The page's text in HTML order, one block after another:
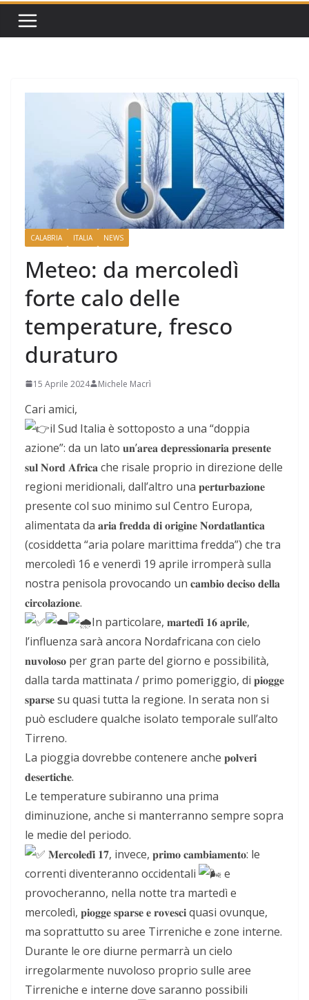
CALABRIA ITALIA NEWS
Meteo: da mercoledì
forte calo delle
temperature, fresco
duraturo
15 Aprile 2024 Michele Macrì
Cari amici,
il Sud Italia è sottoposto a una “doppia
azione”: da un lato 𝐮𝐧’𝐚𝐫𝐞𝐚 𝐝𝐞𝐩𝐫𝐞𝐬𝐬𝐢𝐨𝐧𝐚𝐫𝐢𝐚 𝐩𝐫𝐞𝐬𝐞𝐧𝐭𝐞
𝐬𝐮𝐥 𝐍𝐨𝐫𝐝 𝐀𝐟𝐫𝐢𝐜𝐚 che risale proprio in direzione delle
regioni meridionali, dall’altro una 𝐩𝐞𝐫𝐭𝐮𝐫𝐛𝐚𝐳𝐢𝐨𝐧𝐞
presente col suo minimo sul Centro Europa,
alimentata da 𝐚𝐫𝐢𝐚 𝐟𝐫𝐞𝐝𝐝𝐚 𝐝𝐢 𝐨𝐫𝐢𝐠𝐢𝐧𝐞 𝐍𝐨𝐫𝐝𝐚𝐭𝐥𝐚𝐧𝐭𝐢𝐜𝐚
(cosiddetta “aria polare marittima fredda”) che tra
mercoledì 16 e venerdì 19 aprile irromperà sulla
nostra penisola provocando un 𝐜𝐚𝐦𝐛𝐢𝐨 𝐝𝐞𝐜𝐢𝐬𝐨 𝐝𝐞𝐥𝐥𝐚
𝐜𝐢𝐫𝐜𝐨𝐥𝐚𝐳𝐢𝐨𝐧𝐞.
In particolare, 𝐦𝐚𝐫𝐭𝐞𝐝𝐢̀ 𝟏𝟔 𝐚𝐩𝐫𝐢𝐥𝐞,
l’influenza sarà ancora Nordafricana con cielo
𝐧𝐮𝐯𝐨𝐥𝐨𝐬𝐨 per gran parte del giorno e possibilità,
dalla tarda mattinata / primo pomeriggio, di 𝐩𝐢𝐨𝐠𝐠𝐞
𝐬𝐩𝐚𝐫𝐬𝐞 su quasi tutta la regione. In serata non si
può escludere qualche isolato temporale sull’alto
Tirreno.
La pioggia dovrebbe contenere anche 𝐩𝐨𝐥𝐯𝐞𝐫𝐢
𝐝𝐞𝐬𝐞𝐫𝐭𝐢𝐜𝐡𝐞.
Le temperature subiranno una prima
diminuzione, anche si manterranno sempre sopra
le medie del periodo.
𝐌𝐞𝐫𝐜𝐨𝐥𝐞𝐝𝐢̀ 𝟏𝟕, invece, 𝐩𝐫𝐢𝐦𝐨 𝐜𝐚𝐦𝐛𝐢𝐚𝐦𝐞𝐧𝐭𝐨: le
correnti diventeranno occidentali
e
provocheranno, nella notte tra martedì e
mercoledì, 𝐩𝐢𝐨𝐠𝐠𝐞 𝐬𝐩𝐚𝐫𝐬𝐞 𝐞 𝐫𝐨𝐯𝐞𝐬𝐜𝐢 quasi ovunque,
ma soprattutto su aree Tirreniche e zone interne.
Durante le ore diurne permarrà un cielo
irregolarmente nuvoloso proprio sulle aree
Tirreniche e interne dove saranno possibili